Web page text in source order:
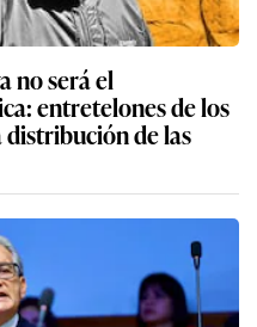
no será el
entretelones de los
distribución de las